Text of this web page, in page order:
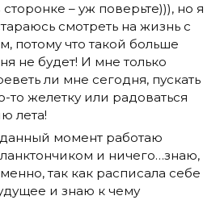
– уж поверьте))), но я
смотреть на жизнь с
потому что такой больше
не будет! И мне только
ли мне сегодня, пускать
то желетку или радоваться
лета!
момент работаю
и ничего…знаю,
так как расписала себе
и знаю к чему